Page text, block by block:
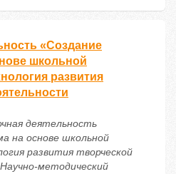
«Создание
школьной
развития
деятельность
на основе школьной
развития творческой
методический